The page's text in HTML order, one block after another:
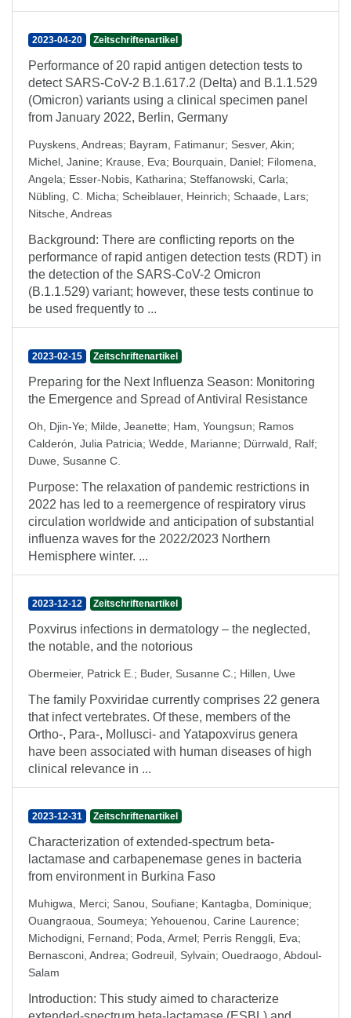
2023-04-20 Zeitschriftenartikel
Performance of 20 rapid antigen detection tests to
detect SARS-CoV-2 B.1.617.2 (Delta) and B.1.1.529
(Omicron) variants using a clinical specimen panel
from January 2022, Berlin, Germany
Puyskens, Andreas; Bayram, Fatimanur; Sesver, Akin;
Michel, Janine; Krause, Eva; Bourquain, Daniel; Filomena,
Angela; Esser-Nobis, Katharina; Steffanowski, Carla;
Nübling, C. Micha; Scheiblauer, Heinrich; Schaade, Lars;
Nitsche, Andreas
Background: There are conflicting reports on the
performance of rapid antigen detection tests (RDT) in
the detection of the SARS-CoV-2 Omicron
(B.1.1.529) variant; however, these tests continue to
be used frequently to ...
2023-02-15 Zeitschriftenartikel
Preparing for the Next Influenza Season: Monitoring
the Emergence and Spread of Antiviral Resistance
Oh, Djin-Ye; Milde, Jeanette; Ham, Youngsun; Ramos
Calderón, Julia Patricia; Wedde, Marianne; Dürrwald, Ralf;
Duwe, Susanne C.
Purpose: The relaxation of pandemic restrictions in
2022 has led to a reemergence of respiratory virus
circulation worldwide and anticipation of substantial
influenza waves for the 2022/2023 Northern
Hemisphere winter. ...
2023-12-12 Zeitschriftenartikel
Poxvirus infections in dermatology – the neglected,
the notable, and the notorious
Obermeier, Patrick E. ; Buder, Susanne C. ; Hillen, Uwe
The family Poxviridae currently comprises 22 genera
that infect vertebrates. Of these, members of the
Ortho-, Para-, Mollusci- and Yatapoxvirus genera
have been associated with human diseases of high
clinical relevance in ...
2023-12-31 Zeitschriftenartikel
Characterization of extended-spectrum beta-
lactamase and carbapenemase genes in bacteria
from environment in Burkina Faso
Muhigwa, Merci; Sanou, Soufiane; Kantagba, Dominique;
Ouangraoua, Soumeya; Yehouenou, Carine Laurence;
Michodigni, Fernand; Poda, Armel; Perris Renggli, Eva;
Bernasconi, Andrea; Godreuil, Sylvain; Ouedraogo, Abdoul-
Salam
Introduction: This study aimed to characterize